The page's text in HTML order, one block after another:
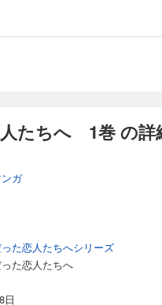
たちへ 1巻 の詳
ガ
た恋人たちへシリーズ
た恋人たちへ
日